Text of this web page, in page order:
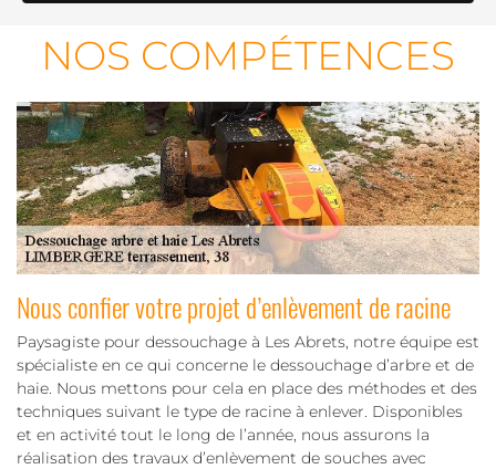
NOS COMPÉTENCES
Nous confier votre projet d’enlèvement de racine
Paysagiste pour dessouchage à Les Abrets, notre équipe est
spécialiste en ce qui concerne le dessouchage d’arbre et de
haie. Nous mettons pour cela en place des méthodes et des
techniques suivant le type de racine à enlever. Disponibles
et en activité tout le long de l’année, nous assurons la
réalisation des travaux d’enlèvement de souches avec